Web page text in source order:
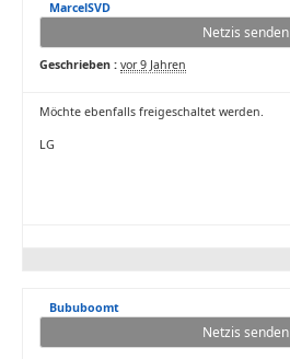
MarcelSVD
Netzis senden
Geschrieben : vor 9 Jahren
Möchte ebenfalls freigeschaltet werden.
LG
Bububoomt
Netzis senden